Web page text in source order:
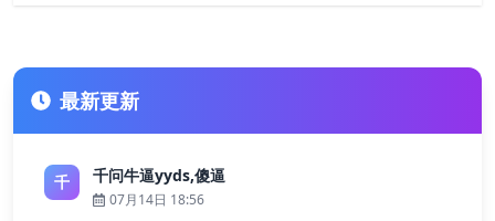
最新更新
千 千问牛逼yyds,傻逼
07月14日 18:56